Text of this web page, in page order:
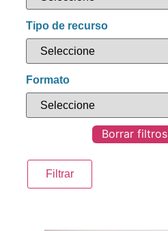
Tipo de recurso
Formato
Borrar filtros